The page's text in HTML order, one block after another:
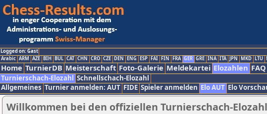
Logged on: Gast
Arabic ARM AZE BIH BUL CAT CHN CRO CZE DEN ENG ESP FAI FIN FRA GER GRE INA ITA JPN MKD LTU
Home TurnierDB Meisterschaft Foto-Galerie Meldekartei Elozahlen FAQ
Turnierschach-Elozahl Schnellschach-Elozahl
Allgemeines Turnier anmelden: AUT FIDE Spieler anmelden Elo AUT Elo
Willkommen bei den offiziellen Turnierschach-